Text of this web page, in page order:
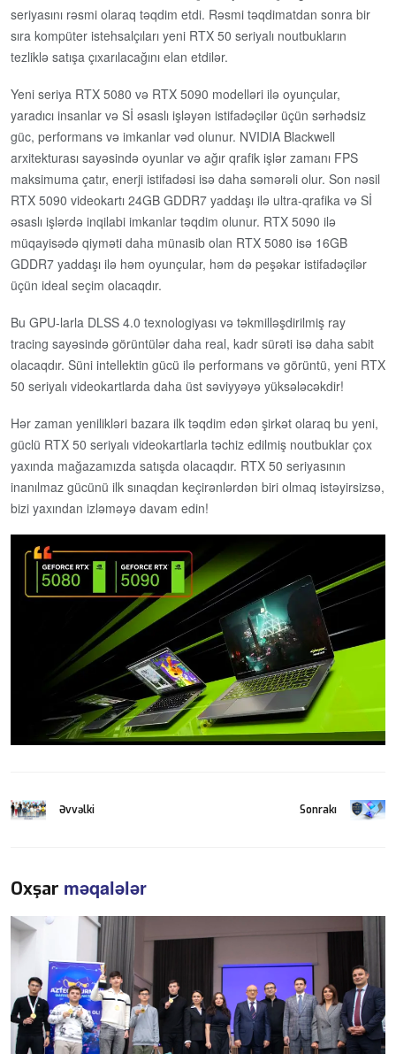
seriyasını rəsmi olaraq təqdim etdi. Rəsmi təqdimatdan sonra bir
sıra kompüter istehsalçıları yeni RTX 50 seriyalı noutbukların
tezliklə satışa çıxarılacağını elan etdilər.
Yeni seriya RTX 5080 və RTX 5090 modelləri ilə oyunçular,
yaradıcı insanlar və Sİ əsaslı işləyən istifadəçilər üçün sərhədsiz
güc, performans və imkanlar vəd olunur. NVIDIA Blackwell
arxitekturası sayəsində oyunlar və ağır qrafik işlər zamanı FPS
maksimuma çatır, enerji istifadəsi isə daha səmərəli olur. Son nəsil
RTX 5090 videokartı 24GB GDDR7 yaddaşı ilə ultra-qrafika və Sİ
əsaslı işlərdə inqilabi imkanlar təqdim olunur. RTX 5090 ilə
müqayisədə qiyməti daha münasib olan RTX 5080 isə 16GB
GDDR7 yaddaşı ilə həm oyunçular, həm də peşəkar istifadəçilər
üçün ideal seçim olacaqdır.
Bu GPU-larla DLSS 4.0 texnologiyası və təkmilləşdirilmiş ray
tracing sayəsində görüntülər daha real, kadr sürəti isə daha sabit
olacaqdır. Süni intellektin gücü ilə performans və görüntü, yeni RTX
50 seriyalı videokartlarda daha üst səviyyəyə yüksələcəkdir!
Hər zaman yenilikləri bazara ilk təqdim edən şirkət olaraq bu yeni,
güclü RTX 50 seriyalı videokartlarla təchiz edilmiş noutbuklar çox
yaxında mağazamızda satışda olacaqdır. RTX 50 seriyasının
inanılmaz gücünü ilk sınaqdan keçirənlərdən biri olmaq istəyirsizsə,
bizi yaxından izləməyə davam edin!
Əvvəlki Sonrakı
Oxşar məqalələr